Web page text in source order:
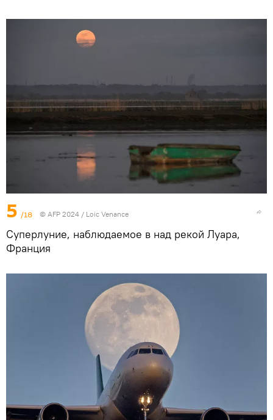
5 /18 © AFP 2024 / Loic Venance
Суперлуние, наблюдаемое в над рекой Луара,
Франция